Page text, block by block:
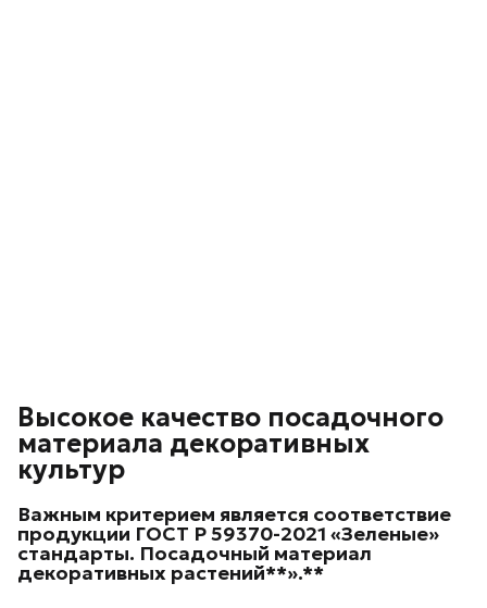
Высокое качество посадочного
материала декоративных
культур
Важным критерием является соответствие
продукции ГОСТ Р 59370-2021 «Зеленые»
стандарты. Посадочный материал
декоративных растений**».**